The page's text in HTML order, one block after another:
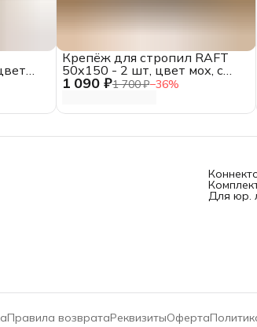
1 090 ₽1 700 ₽−36%
Крепёж для стропил RAFT
50x150 - 2 шт, цвет мох, с
шурупами
Для юр.
Правила возвратаРеквизитыОферта